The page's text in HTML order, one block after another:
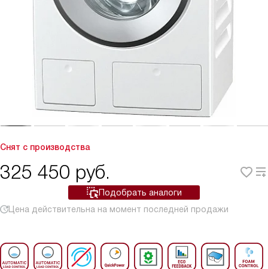
Снят с производства
325 450 руб.
Подобрать аналоги
Цена действительна на момент последней продажи